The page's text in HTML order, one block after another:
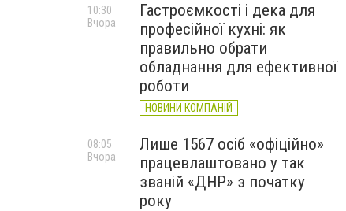
Гастроємкості і дека для
професійної кухні: як
правильно обрати
обладнання для ефективної
роботи
НОВИНИ КОМПАНІЙ
10:30
Вчора
Лише 1567 осіб «офіційно»
працевлаштовано у так
званій «ДНР» з початку
року
08:05
Вчора